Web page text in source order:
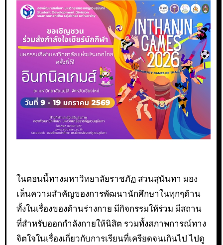
ในตอนนี้ทางมหาวิทยาลัยราชภัฏ สวนสุนันทา มอง
เห็นความสำคัญของการพัฒนานักศึกษาในทุกๆด้าน
ทั้งในเรื่องของด้านร่างกาย มีกิจกรรมให้ร่วม มีสถาน
ที่สำหรับออกกำลังกายให้นิสิต รวมทั้งสภาพการณ์ทาง
จิตใจในเรื่องเกี่ยวกับการเรียนที่เครียดจนเกินไป ไปดู